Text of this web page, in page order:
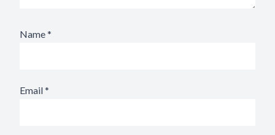
Name*
Email*